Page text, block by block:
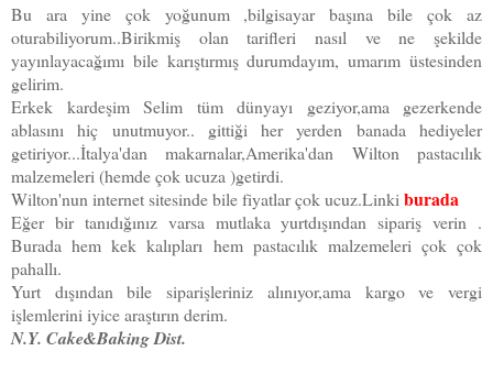
Bu ara yine çok yoğunum ,bilgisayar başına bile çok az
oturabiliyorum..Birikmiş olan tarifleri nasıl ve ne şekilde
yayınlayacağımı bile karıştırmış durumdayım, umarım üstesinden
gelirim.
Erkek kardeşim Selim tüm dünyayı geziyor,ama gezerkende
ablasını hiç unutmuyor.. gittiği her yerden banada hediyeler
getiriyor...İtalya'dan makarnalar,Amerika'dan Wilton pastacılık
malzemeleri (hemde çok ucuza )getirdi.
Wilton'nun internet sitesinde bile fiyatlar çok ucuz.Linki burada
Eğer bir tanıdığınız varsa mutlaka yurtdışından sipariş verin .
Burada hem kek kalıpları hem pastacılık malzemeleri çok çok
pahallı.
Yurt dışından bile siparişleriniz alınıyor,ama kargo ve vergi
işlemlerini iyice araştırın derim.
N.Y. Cake&Baking Dist.